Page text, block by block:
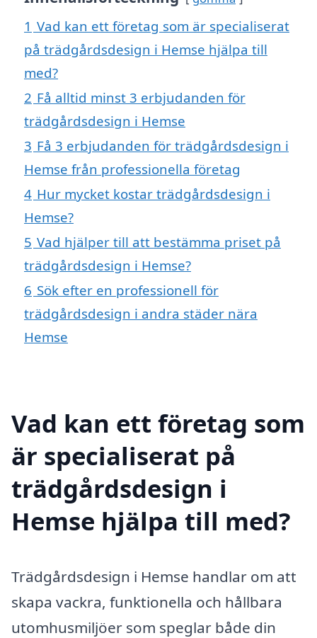
1 Vad kan ett företag som är specialiserat
på trädgårdsdesign i Hemse hjälpa till
med?
2 Få alltid minst 3 erbjudanden för
trädgårdsdesign i Hemse
3 Få 3 erbjudanden för trädgårdsdesign i
Hemse från professionella företag
4 Hur mycket kostar trädgårdsdesign i
Hemse?
5 Vad hjälper till att bestämma priset på
trädgårdsdesign i Hemse?
6 Sök efter en professionell för
trädgårdsdesign i andra städer nära
Hemse
Vad kan ett företag som
är specialiserat på
trädgårdsdesign i
Hemse hjälpa till med?
Trädgårdsdesign i Hemse handlar om att
skapa vackra, funktionella och hållbara
utomhusmiljöer som speglar både din